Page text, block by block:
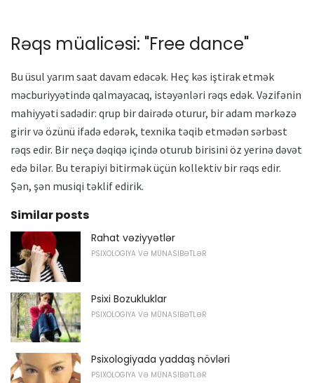
Rəqs müalicəsi: "Free dance"
Bu üsul yarım saat davam edəcək. Heç kəs iştirak etmək
məcburiyyətində qalmayacaq, istəyənləri rəqs edək. Vəzifənin
mahiyyəti sadədir: qrup bir dairədə oturur, bir adam mərkəzə
girir və özünü ifadə edərək, texnika təqib etmədən sərbəst
rəqs edir. Bir neçə dəqiqə içində oturub birisini öz yerinə dəvət
edə bilər. Bu terapiyi bitirmək üçün kollektiv bir rəqs edir.
Şən, şən musiqi təklif edirik.
Similar posts
Rahat vəziyyətlər
PSIXOLOGIYA VƏ MÜNASIBƏTLƏR
Psixi Bozukluklar
PSIXOLOGIYA VƏ MÜNASIBƏTLƏR
Psixologiyada yaddaş növləri
PSIXOLOGIYA VƏ MÜNASIBƏTLƏR